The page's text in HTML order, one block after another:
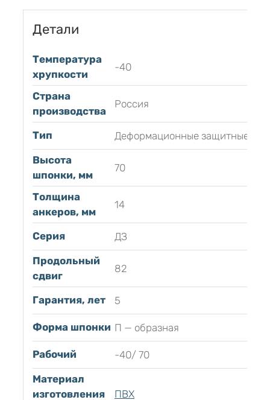
Детали
Температура
хрупкости
-40
Страна
производства
Россия
Тип
Деформационные защитные
Высота
шпонки, мм
70
Толщина
анкеров, мм
14
Серия
ДЗ
Продольный
сдвиг
82
Гарантия, лет 5
Форма шпонки П — образная
Рабочий
-40/ 70
Материал
изготовления
ПВХ